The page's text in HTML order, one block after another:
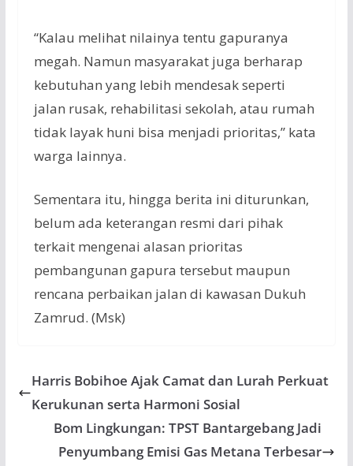
“Kalau melihat nilainya tentu gapuranya
megah. Namun masyarakat juga berharap
kebutuhan yang lebih mendesak seperti
jalan rusak, rehabilitasi sekolah, atau rumah
tidak layak huni bisa menjadi prioritas,” kata
warga lainnya.
Sementara itu, hingga berita ini diturunkan,
belum ada keterangan resmi dari pihak
terkait mengenai alasan prioritas
pembangunan gapura tersebut maupun
rencana perbaikan jalan di kawasan Dukuh
Zamrud. (Msk)
Harris Bobihoe Ajak Camat dan Lurah Perkuat
Kerukunan serta Harmoni Sosial
Bom Lingkungan: TPST Bantargebang Jadi
Penyumbang Emisi Gas Metana Terbesar